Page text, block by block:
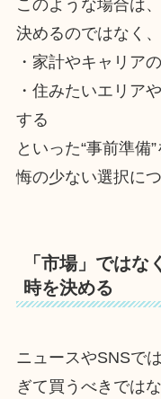
このような場合は
決めるのではなく、
・家計やキャリア
・住みたいエリア
する
といった“事前準備
悔の少ない選択に
「市場」では
時を決める
ニュースやSNSで
ぎて買うべきでは